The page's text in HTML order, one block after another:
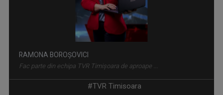
RAMONA BOROȘOVICI
Fac parte din echipa TVR Timișoara de aproape ...
#TVR Timisoara